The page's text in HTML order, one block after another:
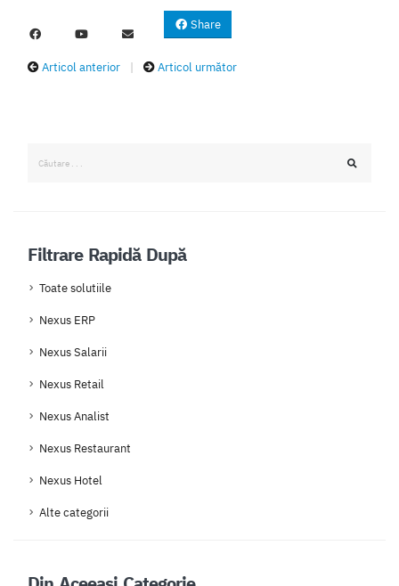
Share
Articol anterior Articol următor
Filtrare Rapidă După
Toate solutiile
Nexus ERP
Nexus Salarii
Nexus Retail
Nexus Analist
Nexus Restaurant
Nexus Hotel
Alte categorii